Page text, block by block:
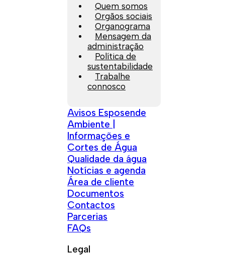
Quem somos
Orgãos sociais
Organograma
Mensagem da
administração
Política de
sustentabilidade
Trabalhe
connosco
Avisos Esposende
Ambiente |
Informações e
Cortes de Água
Qualidade da água
Notícias e agenda
Área de cliente
Documentos
Contactos
Parcerias
FAQs
Legal